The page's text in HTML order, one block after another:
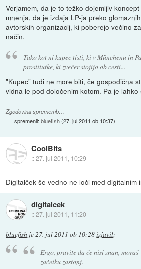
Verjamem, da je to težko dojemljiv
mnenja, da je izdaja LP-ja preko
avtorskih organizacij, ki poberejo večino
način.
Tako kot ni kupec tisti, ki v Münchenu in
prostitutke, ki zvečer stojijo ob cesti...
"Kupec" tudi ne more biti, če gospodična
vidna le pod določenim kotom. Pa je
Zgodovina sprememb…
spremenil:bluefish(27. jul 2011 ob 10:37)
CoolBits
::27. jul 2011, 10:29
Digitalček še vedno ne loči med digitalnim
digitalcek
::27. jul 2011, 11:20
bluefish je27. jul 2011 ob 10:28izjavil:
Ergo, pravite da če nisi znan,
začetku zastonj.